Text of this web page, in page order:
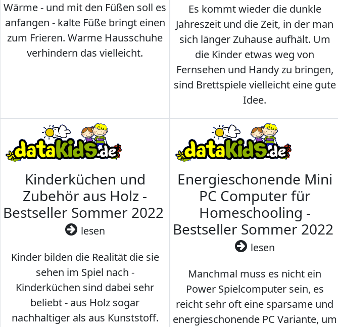
Wärme - und mit den Füßen soll es
anfangen - kalte Füße bringt einen
zum Frieren. Warme Hausschuhe
verhindern das vielleicht.
Es kommt wieder die dunkle
Jahreszeit und die Zeit, in der man
sich länger Zuhause aufhält. Um
die Kinder etwas weg von
Fernsehen und Handy zu bringen,
sind Brettspiele vielleicht eine gute
Idee.
Kinderküchen und
Zubehör aus Holz -
Bestseller Sommer 2022
lesen
Kinder bilden die Realität die sie
sehen im Spiel nach -
Kinderküchen sind dabei sehr
beliebt - aus Holz sogar
nachhaltiger als aus Kunststoff.
Energieschonende Mini
PC Computer für
Homeschooling -
Bestseller Sommer 2022
lesen
Manchmal muss es nicht ein
Power Spielcomputer sein, es
reicht sehr oft eine sparsame und
energieschonende PC Variante, um